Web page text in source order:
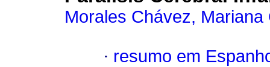
Morales Chávez, Mariana
· resumo em